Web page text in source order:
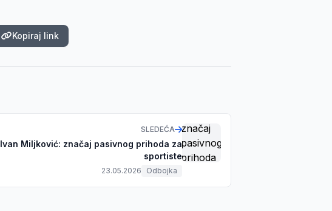
Kopiraj link
SLEDEĆA
Ivan Miljković: značaj pasivnog prihoda za
sportiste
23.05.2026 Odbojka